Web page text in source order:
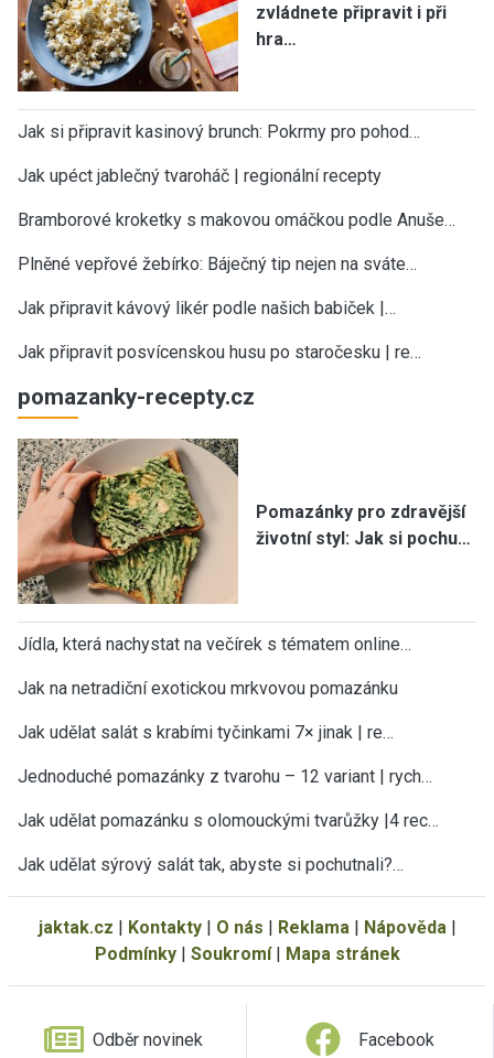
zvládnete připravit i při
hra…
Jak si připravit kasinový brunch: Pokrmy pro pohod…
Jak upéct jablečný tvaroháč | regionální recepty
Bramborové kroketky s makovou omáčkou podle Anuše…
Plněné vepřové žebírko: Báječný tip nejen na sváte…
Jak připravit kávový likér podle našich babiček |…
Jak připravit posvícenskou husu po staročesku | re…
pomazanky-recepty.cz
Pomazánky pro zdravější
životní styl: Jak si pochu…
Jídla, která nachystat na večírek s tématem online…
Jak na netradiční exotickou mrkvovou pomazánku
Jak udělat salát s krabími tyčinkami 7× jinak | re…
Jednoduché pomazánky z tvarohu – 12 variant | rych…
Jak udělat pomazánku s olomouckými tvarůžky |4 rec…
Jak udělat sýrový salát tak, abyste si pochutnali?…
jaktak.cz | Kontakty| O nás | Reklama | Nápověda |
Podmínky| Soukromí| Mapa stránek
Odběr novinek Facebook